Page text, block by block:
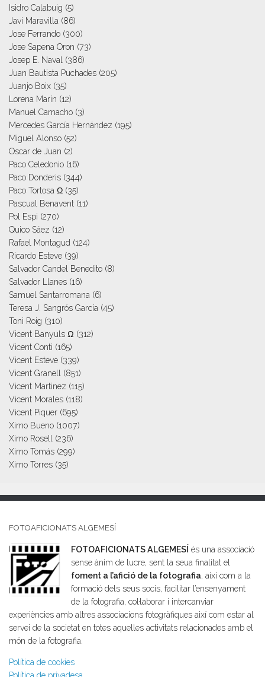
Isidro Calabuig (5)
Javi Maravilla (86)
Jose Ferrando (300)
Jose Sapena Oron (73)
Josep E. Naval
(386)
Juan Bautista Puchades (205)
Juanjo Boix (35)
Lorena Marín (12)
Manuel Camacho (3)
Mercedes García Hernández (195)
Miguel Alonso (52)
Oscar de Juan (2)
Paco Celedonio (16)
Paco Donderis (344)
Paco Tortosa Ω (35)
Pascual Benavent (11)
Pol Espi (270)
Quico Sáez (12)
Rafael Montagud (124)
Ricardo Esteve (39)
Salvador Candel Benedito (8)
Salvador Llanes (16)
Samuel Santarromana (6)
Teresa J. Sangrós García (45)
Toni Roig (310)
Vicent Banyuls Ω (312)
Vicent Conti (165)
Vicent Esteve (339)
Vicent Granell
(851)
Vicent Martinez (115)
Vicent Morales (118)
Vicent Piquer (695)
Ximo Bueno (1007)
Ximo Rosell
(236)
Ximo Tomás (299)
Ximo Torres (35)
FOTOAFICIONATS ALGEMESÍ
FOTOAFICIONATS ALGEMESÍ és una associació
sense ànim de lucre, sent la seua finalitat el
foment a l’afició de la fotografia, així com a la
formació dels seus socis, facilitar l’ensenyament
de la fotografia, col·laborar i intercanviar
experiències amb altres associacions fotogràfiques així com estar al
servei de la societat en totes aquelles activitats relacionades amb el
món de la fotografia.
Política de cookies